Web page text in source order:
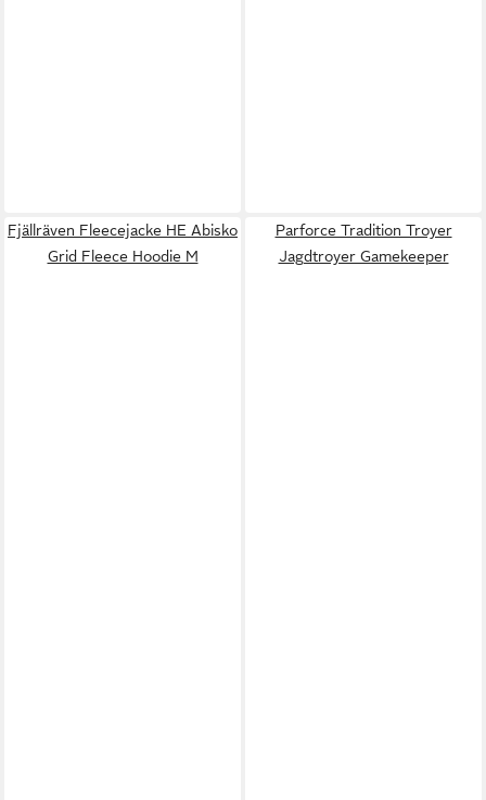
Fjällräven Fleecejacke HE Abisko
Grid Fleece Hoodie M
Parforce Tradition Troyer
Jagdtroyer Gamekeeper